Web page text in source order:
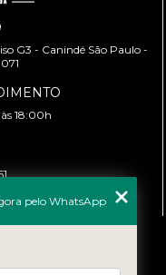
G3 - Canindé São Paulo -
18:00h
pelo WhatsApp